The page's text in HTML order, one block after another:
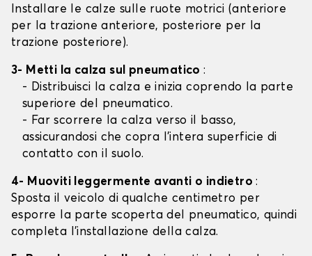
Installare le calze sulle ruote motrici (anteriore
per la trazione anteriore, posteriore per la
trazione posteriore).
3- Metti la calza sul pneumatico:
- Distribuisci la calza e inizia coprendo la parte
superiore del pneumatico.
- Far scorrere la calza verso il basso,
assicurandosi che copra l'intera superficie di
contatto con il suolo.
4- Muoviti leggermente avanti o indietro:
Sposta il veicolo di qualche centimetro per
esporre la parte scoperta del pneumatico, quindi
completa l'installazione della calza.